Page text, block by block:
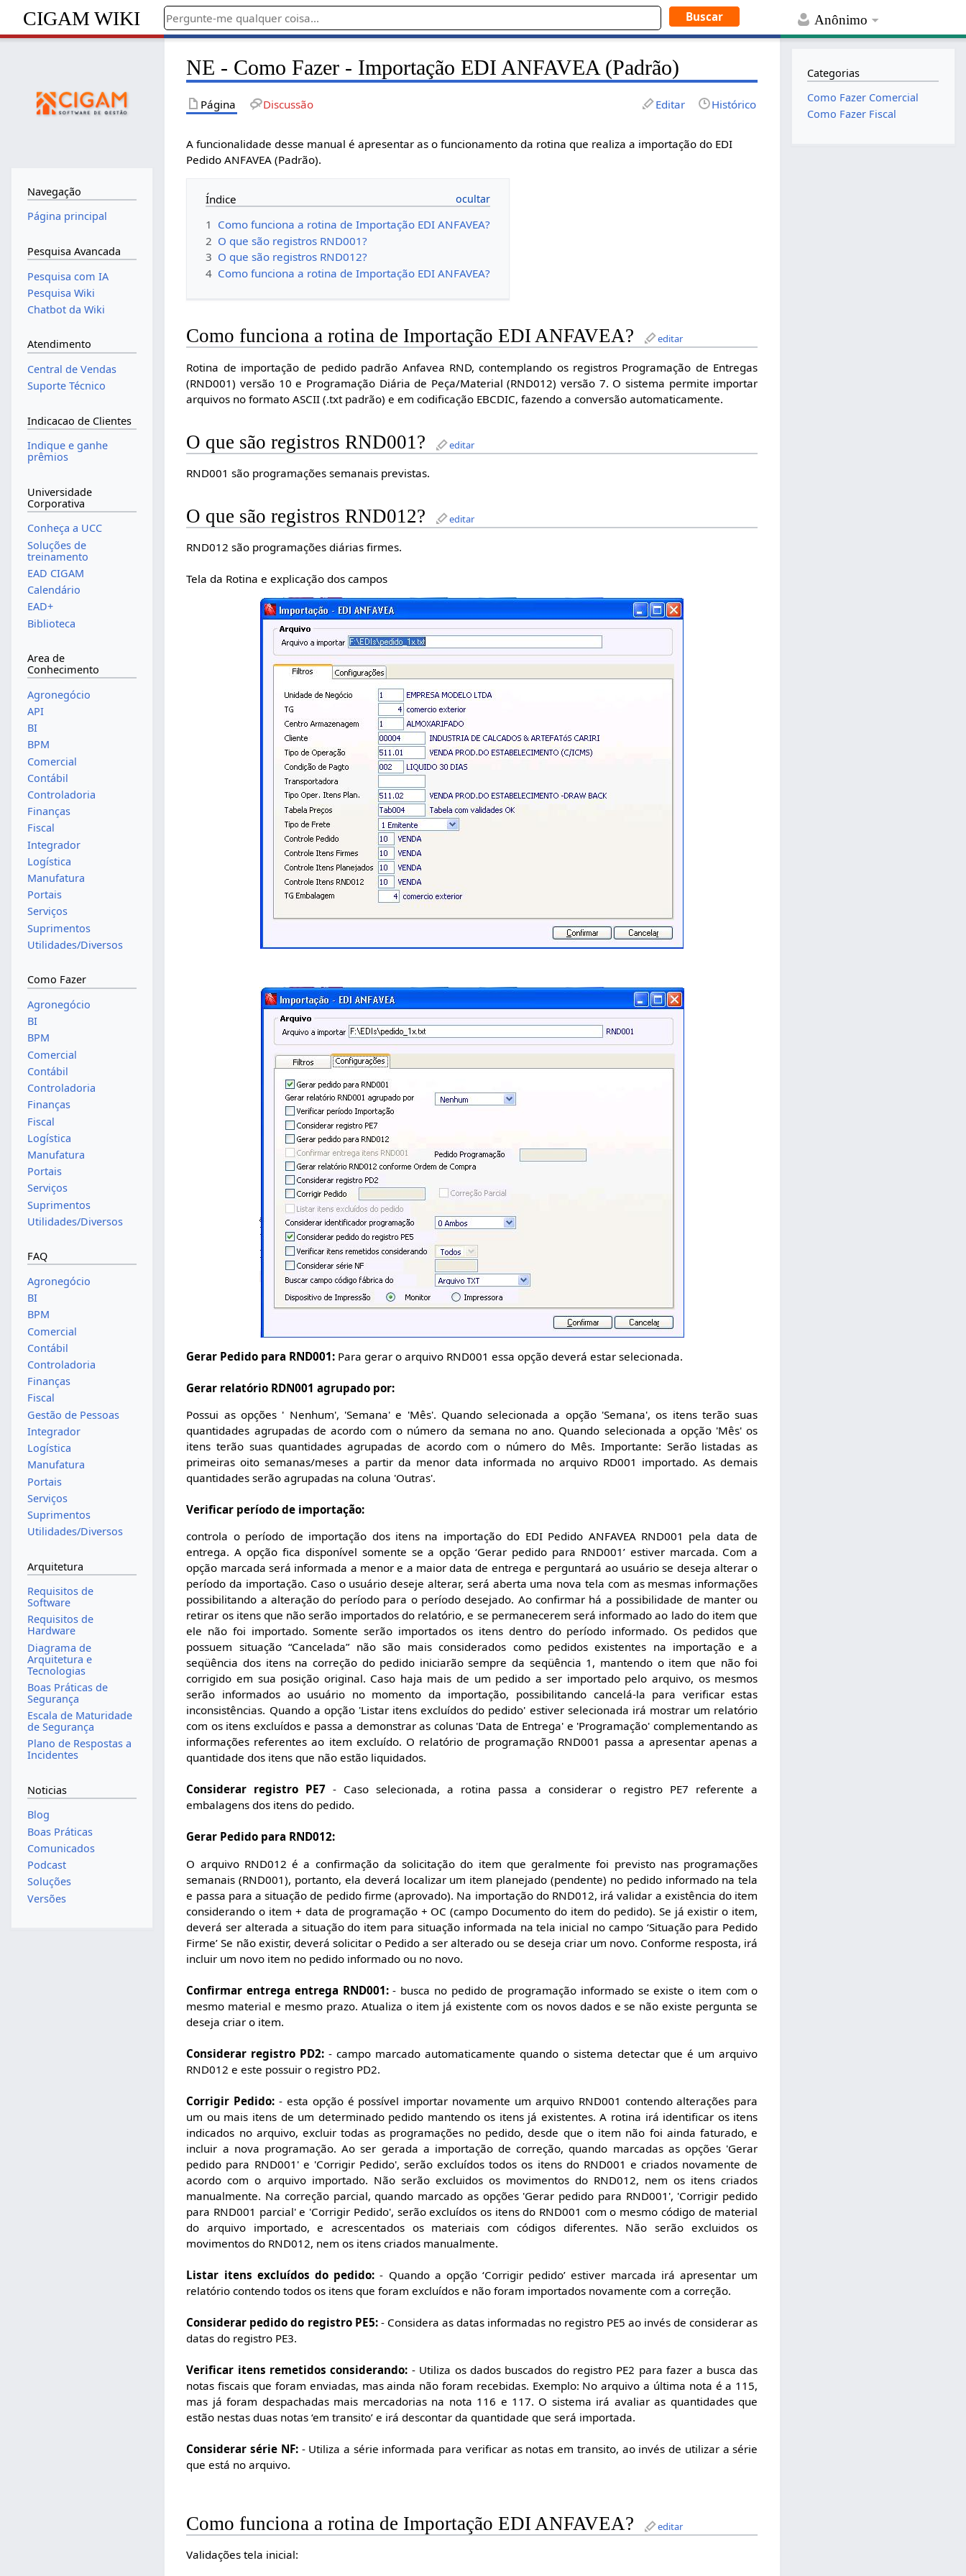
Anônimo
CIGAM WIKI
NE - Como Fazer - Importação EDI ANFAVEA (Padrão)
Página Discussão Editar Histórico
A funcionalidade desse manual é apresentar as o funcionamento da rotina que realiza a importação do EDI
Pedido ANFAVEA (Padrão).
Índice
1 Como funciona a rotina de Importação EDI ANFAVEA?
2 O que são registros RND001?
3 O que são registros RND012?
4 Como funciona a rotina de Importação EDI ANFAVEA?
Como funciona a rotina de Importação EDI ANFAVEA? editar
Rotina de importação de pedido padrão Anfavea RND, contemplando os registros Programação de Entregas
(RND001) versão 10 e Programação Diária de Peça/Material (RND012) versão 7. O sistema permite importar
arquivos no formato ASCII (.txt padrão) e em codificação EBCDIC, fazendo a conversão automaticamente.
O que são registros RND001? editar
RND001 são programações semanais previstas.
O que são registros RND012? editar
RND012 são programações diárias firmes.
Tela da Rotina e explicação dos campos
Gerar Pedido para RND001: Para gerar o arquivo RND001 essa opção deverá estar selecionada.
Gerar relatório RDN001 agrupado por:
Possui as opções ' Nenhum', 'Semana' e 'Mês'. Quando selecionada a opção 'Semana', os itens terão suas
quantidades agrupadas de acordo com o número da semana no ano. Quando selecionada a opção 'Mês' os
itens terão suas quantidades agrupadas de acordo com o número do Mês. Importante: Serão listadas as
primeiras oito semanas/meses a partir da menor data informada no arquivo RD001 importado. As demais
quantidades serão agrupadas na coluna 'Outras'.
Verificar período de importação:
controla o período de importação dos itens na importação do EDI Pedido ANFAVEA RND001 pela data de
entrega. A opção fica disponível somente se a opção ‘Gerar pedido para RND001’ estiver marcada. Com a
opção marcada será informada a menor e a maior data de entrega e perguntará ao usuário se deseja alterar o
período da importação. Caso o usuário deseje alterar, será aberta uma nova tela com as mesmas informações
possibilitando a alteração do período para o período desejado. Ao confirmar há a possibilidade de manter ou
retirar os itens que não serão importados do relatório, e se permanecerem será informado ao lado do item que
ele não foi importado. Somente serão importados os itens dentro do período informado. Os pedidos que
possuem situação “Cancelada” não são mais considerados como pedidos existentes na importação e a
seqüência dos itens na correção do pedido iniciarão sempre da seqüência 1, mantendo o item que não foi
corrigido em sua posição original. Caso haja mais de um pedido a ser importado pelo arquivo, os mesmos
serão informados ao usuário no momento da importação, possibilitando cancelá-la para verificar estas
inconsistências. Quando a opção 'Listar itens excluídos do pedido' estiver selecionada irá mostrar um relatório
com os itens excluídos e passa a demonstrar as colunas 'Data de Entrega' e 'Programação' complementando as
informações referentes ao item excluído. O relatório de programação RND001 passa a apresentar apenas a
quantidade dos itens que não estão liquidados.
Considerar registro PE7 - Caso selecionada, a rotina passa a considerar o registro PE7 referente a
embalagens dos itens do pedido.
Gerar Pedido para RND012:
O arquivo RND012 é a confirmação da solicitação do item que geralmente foi previsto nas programações
semanais (RND001), portanto, ela deverá localizar um item planejado (pendente) no pedido informado na tela
e passa para a situação de pedido firme (aprovado). Na importação do RND012, irá validar a existência do item
considerando o item + data de programação + OC (campo Documento do item do pedido). Se já existir o item,
deverá ser alterada a situação do item para situação informada na tela inicial no campo ‘Situação para Pedido
Firme’ Se não existir, deverá solicitar o Pedido a ser alterado ou se deseja criar um novo. Conforme resposta, irá
incluir um novo item no pedido informado ou no novo.
Confirmar entrega entrega RND001:- busca no pedido de programação informado se existe o item com o
mesmo material e mesmo prazo. Atualiza o item já existente com os novos dados e se não existe pergunta se
deseja criar o item.
Considerar registro PD2: - campo marcado automaticamente quando o sistema detectar que é um arquivo
RND012 e este possuir o registro PD2.
Corrigir Pedido: - esta opção é possível importar novamente um arquivo RND001 contendo alterações para
um ou mais itens de um determinado pedido mantendo os itens já existentes. A rotina irá identificar os itens
indicados no arquivo, excluir todas as programações no pedido, desde que o item não foi ainda faturado, e
incluir a nova programação. Ao ser gerada a importação de correção, quando marcadas as opções 'Gerar
pedido para RND001' e 'Corrigir Pedido', serão excluídos todos os itens do RND001 e criados novamente de
acordo com o arquivo importado. Não serão excluidos os movimentos do RND012, nem os itens criados
manualmente. Na correção parcial, quando marcado as opções 'Gerar pedido para RND001', 'Corrigir pedido
para RND001 parcial' e 'Corrigir Pedido', serão excluídos os itens do RND001 com o mesmo código de material
do arquivo importado, e acrescentados os materiais com códigos diferentes. Não serão excluidos os
movimentos do RND012, nem os itens criados manualmente.
Listar itens excluídos do pedido: - Quando a opção ‘Corrigir pedido’ estiver marcada irá apresentar um
relatório contendo todos os itens que foram excluídos e não foram importados novamente com a correção.
Considerar pedido do registro PE5:- Considera as datas informadas no registro PE5 ao invés de considerar as
datas do registro PE3.
Verificar itens remetidos considerando: - Utiliza os dados buscados do registro PE2 para fazer a busca das
notas fiscais que foram enviadas, mas ainda não foram recebidas. Exemplo: No arquivo a última nota é a 115,
mas já foram despachadas mais mercadorias na nota 116 e 117. O sistema irá avaliar as quantidades que
estão nestas duas notas ‘em transito’ e irá descontar da quantidade que será importada.
Considerar série NF:- Utiliza a série informada para verificar as notas em transito, ao invés de utilizar a série
que está no arquivo.
Como funciona a rotina de Importação EDI ANFAVEA? editar
Validações tela inicial:
Navegação
Página principal
Pesquisa Avancada
Pesquisa com IA
Pesquisa Wiki
Chatbot da Wiki
Atendimento
Central de Vendas
Suporte Técnico
Indicacao de Clientes
Indique e ganhe
prêmios
Universidade
Corporativa
Conheça a UCC
Soluções de
treinamento
EAD CIGAM
Calendário
EAD+
Biblioteca
Area de
Conhecimento
Agronegócio
API
BI
BPM
Comercial
Contábil
Controladoria
Finanças
Fiscal
Integrador
Logística
Manufatura
Portais
Serviços
Suprimentos
Utilidades/Diversos
Como Fazer
Agronegócio
BI
BPM
Comercial
Contábil
Controladoria
Finanças
Fiscal
Logística
Manufatura
Portais
Serviços
Suprimentos
Utilidades/Diversos
FAQ
Agronegócio
BI
BPM
Comercial
Contábil
Controladoria
Finanças
Fiscal
Gestão de Pessoas
Integrador
Logística
Manufatura
Portais
Serviços
Suprimentos
Utilidades/Diversos
Arquitetura
Requisitos de
Software
Requisitos de
Hardware
Diagrama de
Arquitetura e
Tecnologias
Boas Práticas de
Segurança
Escala de Maturidade
de Segurança
Plano de Respostas a
Incidentes
Noticias
Blog
Boas Práticas
Comunicados
Podcast
Soluções
Versões
Categorias
Como Fazer Comercial
Como Fazer Fiscal